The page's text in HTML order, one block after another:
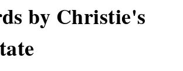
by Christie's